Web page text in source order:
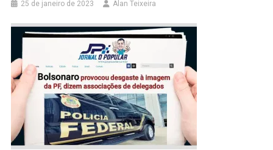
25 de janeiro de 2023 Alan Teixeira